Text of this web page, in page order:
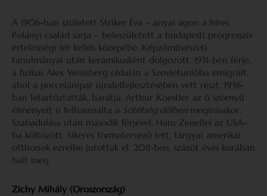
A 1906-ban született Striker Éva – anyai ágon a híres
Polányi család sarja – beleszületett a budapesti prog­resszív
értelmiségi lét kellős közepébe. Képzőművészeti
tanulmányai után keramikusként dolgozott. 1931-ben férje,
a fizikus Alex Weissberg oldalán a Szovjetunióba emigrált,
ahol a porcelánipar újrafelfejlesztésében vett részt. 1936-
ban letartóztatták, barátja, Arthur Koestler az ő szörnyű
élményeit is felhasználta a Sötétség délben megírásakor.
Szabadulása után második férjével, Hans Zeisellel az USA-
ba költözött. Sikeres formatervező lett, tárgyai amerikai
otthonok ezreibe jutottak el. 2011-ben, százöt éves korában
halt meg.
Zichy Mihály (Oroszország)